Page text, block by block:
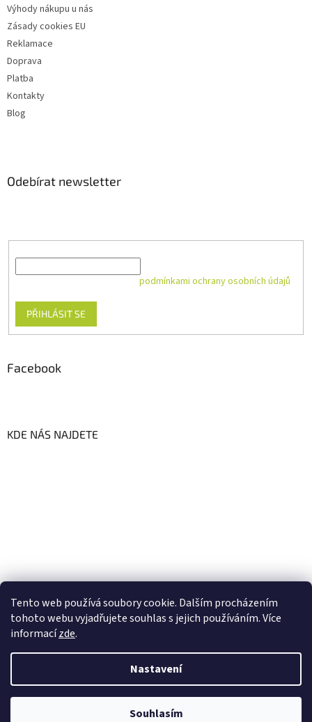
Tento web používá soubory cookie. Dalším procházením
tohoto webu vyjadřujete souhlas s jejich používáním. Více
informacízde.
Nastavení
Souhlasím
Výhody nákupu u nás
Zásady cookies EU
Reklamace
Doprava
Platba
Kontakty
Blog
Odebírat newsletter
podmínkami ochrany osobních údajů
PŘIHLÁSIT SE
Facebook
KDE NÁS NAJDETE
Copyright 2026GoFresh | Zdravé a čerstvé BIO potraviny.
Všechna práva vyhrazena.Upravit nastavení cookies